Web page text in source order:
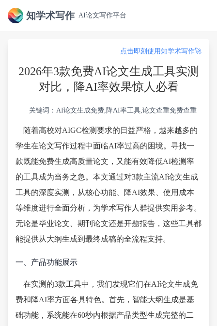
知学术写作 AI论文写作平台
点击即刻使用知学术写作🚀
2026年3款免费AI论文生成工具实测
对比，降AI率效果惊人必看
关键词：AI论文生成免费,降AI率工具,论文查重免费查重
随着高校对AIGC检测要求的日益严格，越来越多的
学生在论文写作过程中面临AI率过高的困境。寻找一
款既能免费生成高质量论文，又能有效降低AI检测率
的工具成为当务之急。本文通过对3款主流AI论文生成
工具的深度实测，从核心功能、降AI效果、使用成本
等维度进行全面分析，为学术写作人群提供实用参考。
无论是毕业论文、期刊论文还是开题报告，这些工具都
能提供从大纲生成到最终成稿的全流程支持。
一、产品功能展示
在实测的3款工具中，我们发现它们在AI论文生成免
费和降AI率方面各具特色。首先，智能大纲生成是基
础功能，系统能在60秒内根据产品类型生成完整的二